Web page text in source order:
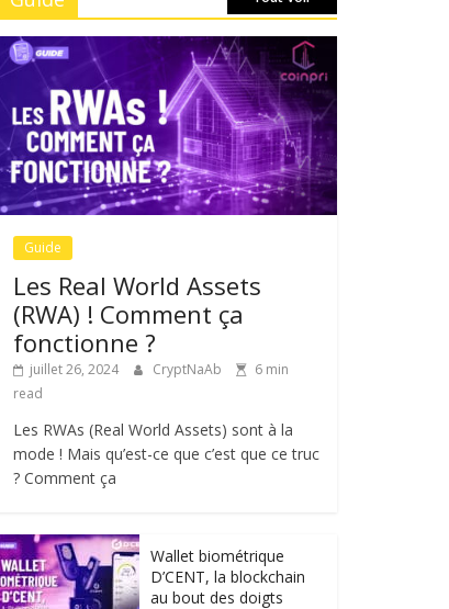
Guide
Les Real World Assets
(RWA) ! Comment ça
fonctionne ?
juillet 26, 2024 CryptNaAb
6 min
read
Les RWAs (Real World Assets) sont à la
mode ! Mais qu’est-ce que c’est que ce truc
? Comment ça
Wallet biométrique
D’CENT, la blockchain
au bout des doigts